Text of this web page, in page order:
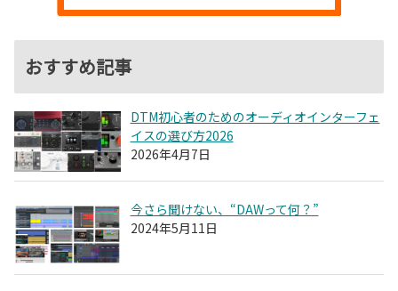
おすすめ記事
DTM初心者のためのオーディオインターフェ
イスの選び方2026
2026年4月7日
今さら聞けない、“DAWって何？”
2024年5月11日